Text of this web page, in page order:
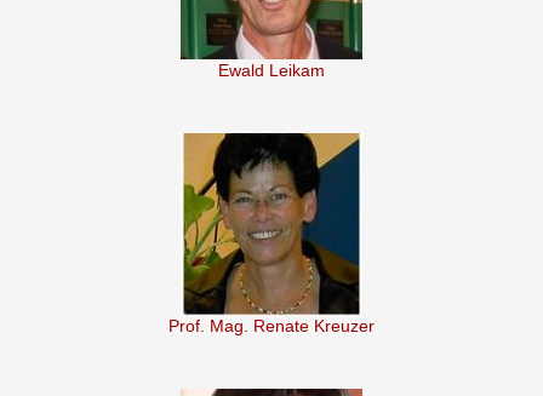
Ewald Leikam
Prof. Mag. Renate Kreuzer